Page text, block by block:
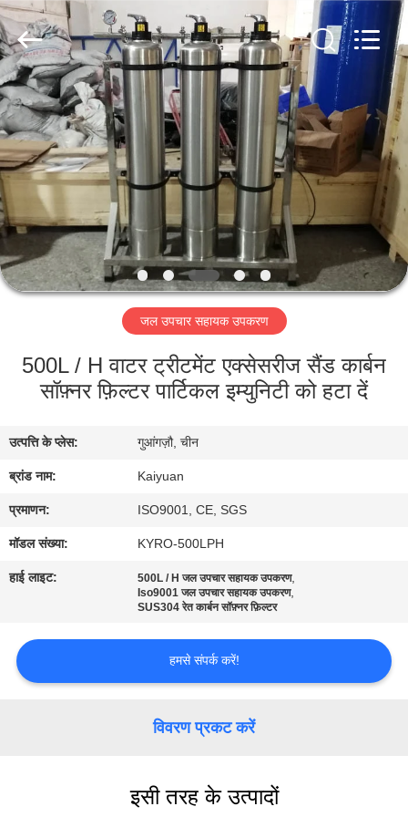
घर
उत्पादों
हमारे
बारे
में
भ्रमण
नियंत्रण
संपर्क
करें
उद्धरण
का
अनुरोध
COMPANY
Kai
Yuan
Water
Treatment
Equipment
Co.,
Ltd..
All
Rights
Reserved.
जल उपचार सहायक उपकरण
500L / H वाटर ट्रीटमेंट एक्सेसरीज सैंड कार्बन
सॉफ़्नर फ़िल्टर पार्टिकल इम्युनिटी को हटा दें
उत्पत्ति के प्लेस: गुआंगज़ौ, चीन
ब्रांड नाम: Kaiyuan
प्रमाणन: ISO9001, CE, SGS
मॉडल संख्या: KYRO-500LPH
हाई लाइट: 500L / H जल उपचार सहायक उपकरण,
Iso9001 जल उपचार सहायक उपकरण,
SUS304 रेत कार्बन सॉफ़्नर फ़िल्टर
हमसे संपर्क करें!
विवरण प्रकट करें
इसी तरह के उत्पादों